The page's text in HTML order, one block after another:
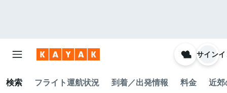
検索 フライト運航状況 到着／出発情報 料金 近郊
サイン